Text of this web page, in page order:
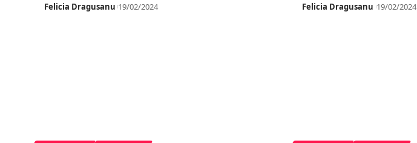
Felicia Dragusanu 19/02/2024 Felicia Dragusanu 19/02/2024